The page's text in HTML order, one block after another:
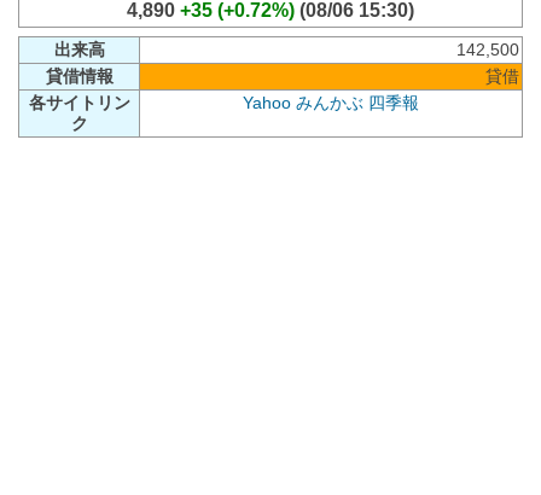
4,890 +35 (+0.72%) (08/06 15:30)
出来高
142,500
貸借情報
貸借
各サイトリン
ク
Yahoo みんかぶ 四季報